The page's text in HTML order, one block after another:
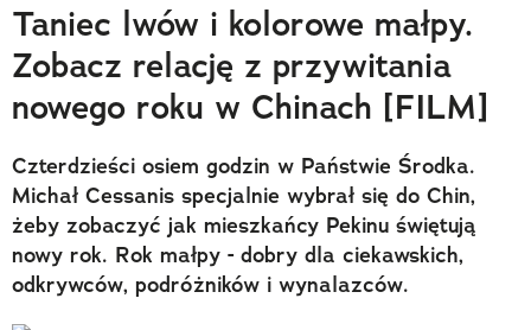
Trendbook Podróżniczy
Polecane
Taniec lwów i kolorowe małpy.
Zobacz relację z przywitania
nowego roku w Chinach [FILM]
Czterdzieści osiem godzin w Państwie Środka.
Michał Cessanis specjalnie wybrał się do Chin,
żeby zobaczyć jak mieszkańcy Pekinu świętują
nowy rok. Rok małpy - dobry dla ciekawskich,
odkrywców, podróżników i wynalazców.